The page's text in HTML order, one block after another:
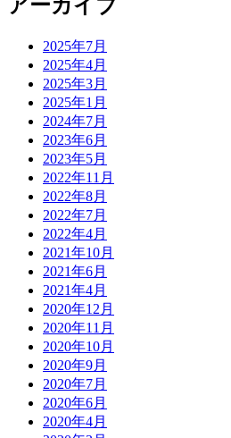
アーカイブ
2025年7月
2025年4月
2025年3月
2025年1月
2024年7月
2023年6月
2023年5月
2022年11月
2022年8月
2022年7月
2022年4月
2021年10月
2021年6月
2021年4月
2020年12月
2020年11月
2020年10月
2020年9月
2020年7月
2020年6月
2020年4月